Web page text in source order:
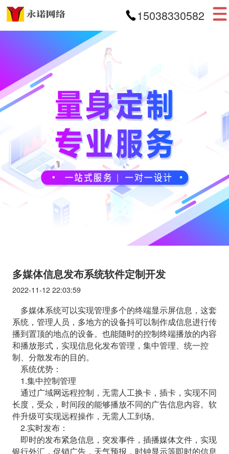
15038330582
首页
APP开发
小程序开发
案例展示
新闻资讯
关于我们
多媒体信息发布系统软件定制开发
2022-11-12 22:03:59
多媒体系统可以实现管理多个的终端显示屏信息，这套
系统，管理人员，多地方的设备抖可以制作成信息进行传
播到置顶的地点的设备。也能随时的控制终端播放的内容
和播放形式，实现信息化发布管理，集中管理、统一控
制、分散发布的目的。
系统优势：
1.集中控制管理
通过广域网远程控制，无需人工换卡，插卡，实现不同
长度，受众，时间段的能够播放不同的广告信息内容。软
件升级可实现远程操作，无需人工到场。
2.实时发布：
即时的发布紧急信息，突发事件，插播媒体文件，实现
银行外汇，促销广告，天气预报，时钟显示等即时的信息